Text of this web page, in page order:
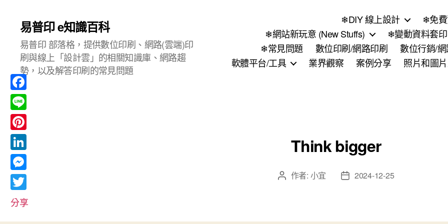
易普印 e知識百科
易普印 部落格，提供數位印刷、網路(雲端)印
刷與線上「設計雲」的相關知識庫、網路趨
勢，以及解答印刷的常見問題
❄DIY 線上設計
❄免
❄網站新玩意 (New Stuffs)
❄變動資料套
❄常見問題
數位印刷/網路印刷
數位行銷/
軟體平台/工具
業界觀察 案例分享 照片和圖
Think bigger
文 作者: 小宜
文 2024-12-25
F
a
c
e
b
o
o
k
L
i
n
e
P
i
n
t
e
L
i
n
k
M
e
s
T
分享